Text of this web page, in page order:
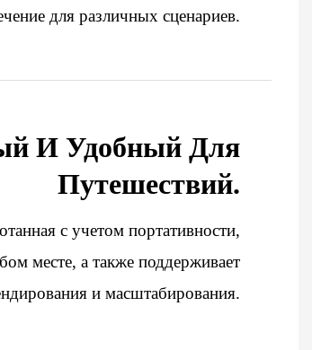
для различных сценариев.
И Удобный Для
Путешествий.
с учетом портативности,
месте, а также поддерживает
и масштабирования.